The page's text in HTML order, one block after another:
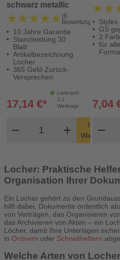
schwarz metallic
★★★★★
★★★★★ (6
Bewertungen)
10 Jahre Garantie
Stanzleistung 30
Blatt
Artikelbezeichnung
Locher
365 Geld-Zurück-
Versprechen
Lieferzeit:
1-2
Werktage
17,14 €*
remove
Produkt Warenkorb
add
In den
Warenkorb
GS
2
für
7,04
remove
Locher: Praktische
Organisation Ihrer
Ein Locher gehört zu den
hilft dabei, Dokumente ordentlich
von Verträgen, das Organisieren
das Archivieren von Akten – ein
Löcher, damit Ihre Unterlagen sicher
in Ordnern oder Schnellheftern
Welche Arten von